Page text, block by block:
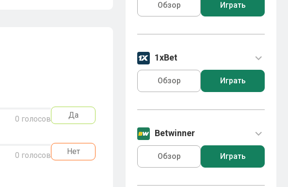
0 голосов Да
0 голосов Нет
Обзор Играть
1xBet
Обзор Играть
Betwinner
Обзор Играть